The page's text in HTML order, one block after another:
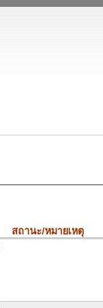
สถานะ/หมายเหตุ